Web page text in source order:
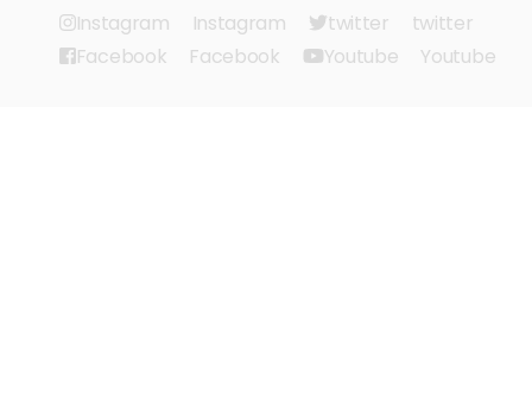
Instagram Instagram twitter
twitter
Facebook
Facebook Youtube Youtube